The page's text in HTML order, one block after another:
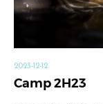
2023-12-12
Camp 2H23